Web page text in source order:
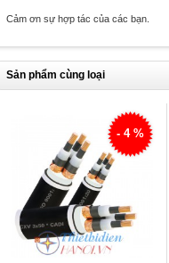
Cảm ơn sự hợp tác của các bạn.
Sản phẩm cùng loại
- 4 %